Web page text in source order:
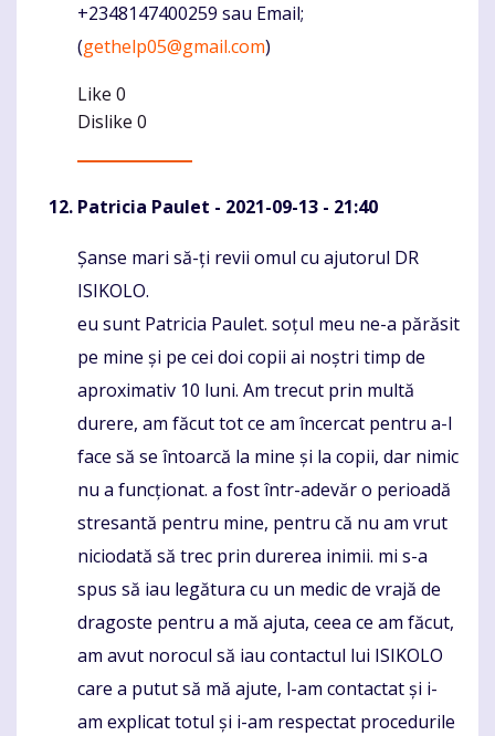
+2348147400259 sau Email;
(gethelp05@gmail.com)
Like 0
Dislike 0
Patricia Paulet - 2021-09-13 - 21:40
Komentaras
Șanse mari să-ți revii omul cu ajutorul DR
ISIKOLO.
eu sunt Patricia Paulet. soțul meu ne-a părăsit
pe mine și pe cei doi copii ai noștri timp de
aproximativ 10 luni. Am trecut prin multă
durere, am făcut tot ce am încercat pentru a-l
face să se întoarcă la mine și la copii, dar nimic
nu a funcționat. a fost într-adevăr o perioadă
stresantă pentru mine, pentru că nu am vrut
niciodată să trec prin durerea inimii. mi s-a
spus să iau legătura cu un medic de vrajă de
dragoste pentru a mă ajuta, ceea ce am făcut,
am avut norocul să iau contactul lui ISIKOLO
care a putut să mă ajute, l-am contactat și i-
am explicat totul și i-am respectat procedurile